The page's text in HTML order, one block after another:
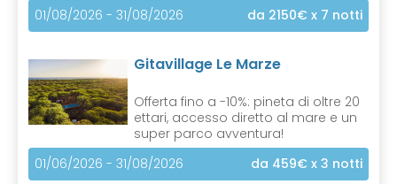
01/08/2026 - 31/08/2026
da 2150€ x 7 notti
Gitavillage Le Marze
Offerta fino a -10%: pineta di oltre 20
ettari, accesso diretto al mare e un
super parco avventura!
01/06/2026 - 31/08/2026
da 459€ x 3 notti